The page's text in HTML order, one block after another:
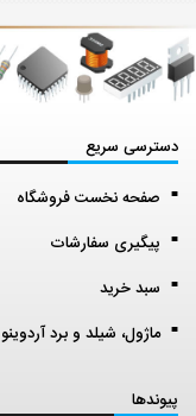
دسترسی سریع
صفحه نخست فروشگاه
پیگیری سفارشات
سبد خرید
ماژول، شیلد و برد آردوینو
پیوندها